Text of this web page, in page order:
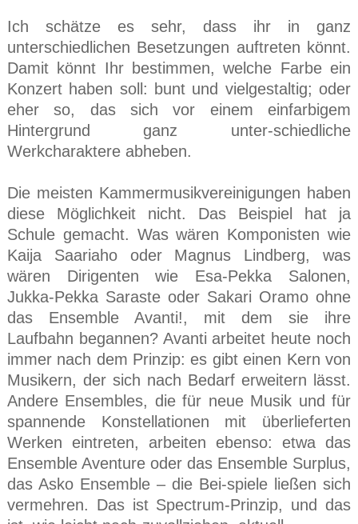
Ich schätze es sehr, dass ihr in ganz
unterschiedlichen Besetzungen auftreten könnt.
Damit könnt Ihr bestimmen, welche Farbe ein
Konzert haben soll: bunt und vielgestaltig; oder
eher so, das sich vor einem einfarbigem
Hintergrund ganz unter-schiedliche
Werkcharaktere abheben.
Die meisten Kammermusikvereinigungen haben
diese Möglichkeit nicht. Das Beispiel hat ja
Schule gemacht. Was wären Komponisten wie
Kaija Saariaho oder Magnus Lindberg, was
wären Dirigenten wie Esa-Pekka Salonen,
Jukka-Pekka Saraste oder Sakari Oramo ohne
das Ensemble Avanti!, mit dem sie ihre
Laufbahn begannen? Avanti arbeitet heute noch
immer nach dem Prinzip: es gibt einen Kern von
Musikern, der sich nach Bedarf erweitern lässt.
Andere Ensembles, die für neue Musik und für
spannende Konstellationen mit überlieferten
Werken eintreten, arbeiten ebenso: etwa das
Ensemble Aventure oder das Ensemble Surplus,
das Asko Ensemble – die Bei-spiele ließen sich
vermehren. Das ist Spectrum-Prinzip, und das